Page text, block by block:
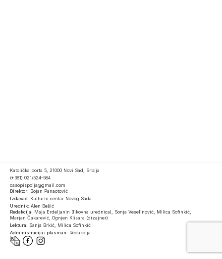
Katolička porta 5, 21000 Novi Sad, Srbija
(+381) 021/524-584
casopispolja@gmail.com
Direktor: Bojan Panaotović
Izdavač: Kulturni centar Novog Sada
Urednik: Alen Bešić
Redakcija: Maja Erdeljanin (likovna urednica), Sonja Veselinović, Milica Sofinkić,
Marjan Čakarević, Ognjen Klisara (dizajner)
Lektura: Sanja Brkić, Milica Sofinkić
Administracija i plasman: Redakcija